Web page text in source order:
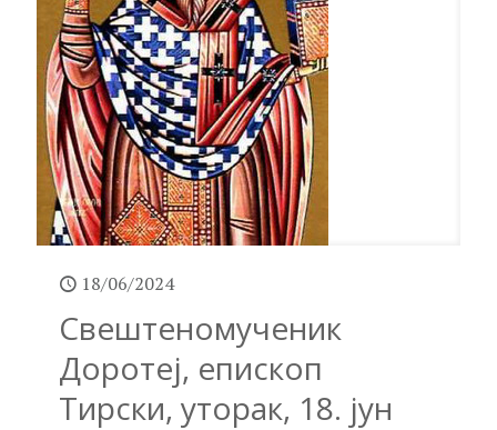
18/06/2024
Свештеномученик
Доротеј, епископ
Тирски, уторак, 18. јун